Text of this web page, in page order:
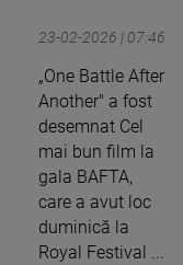
23-02-2026 | 07:46
„One Battle After
Another" a fost
desemnat Cel
mai bun film la
gala BAFTA,
care a avut loc
duminică la
Royal Festival ...